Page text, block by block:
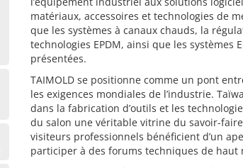
matériaux, accessoires et technologies de
que les systèmes à canaux chauds, la
technologies EPDM, ainsi que les systèmes
présentées.
TAIMOLD se positionne comme un pont
les exigences mondiales de l’industrie.
dans la fabrication d’outils et les
du salon une véritable vitrine du savoir-
visiteurs professionnels bénéficient d’un
participer à des forums techniques de haut